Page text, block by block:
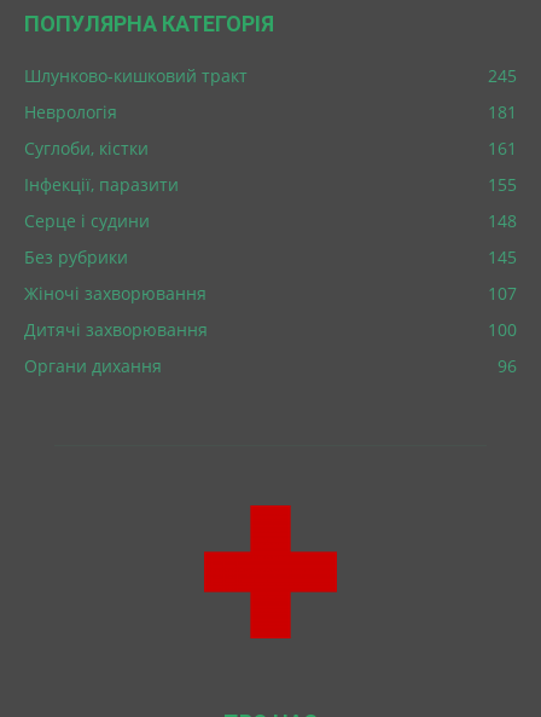
ПОПУЛЯРНА КАТЕГОРІЯ
Шлунково-кишковий тракт
245
Неврологія
181
Суглоби, кістки
161
Інфекції, паразити
155
Серце і судини
148
Без рубрики
145
Жіночі захворювання
107
Дитячі захворювання
100
Органи дихання
96